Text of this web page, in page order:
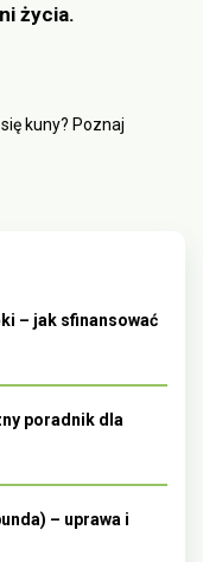
życia.
kuny? Poznaj
– jak sfinansować
poradnik dla
– uprawa i